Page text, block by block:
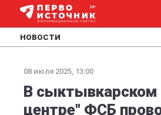
НОВОСТИ
08 июля 2025, 13:00
В сыктывкарском
центре" ФСБ